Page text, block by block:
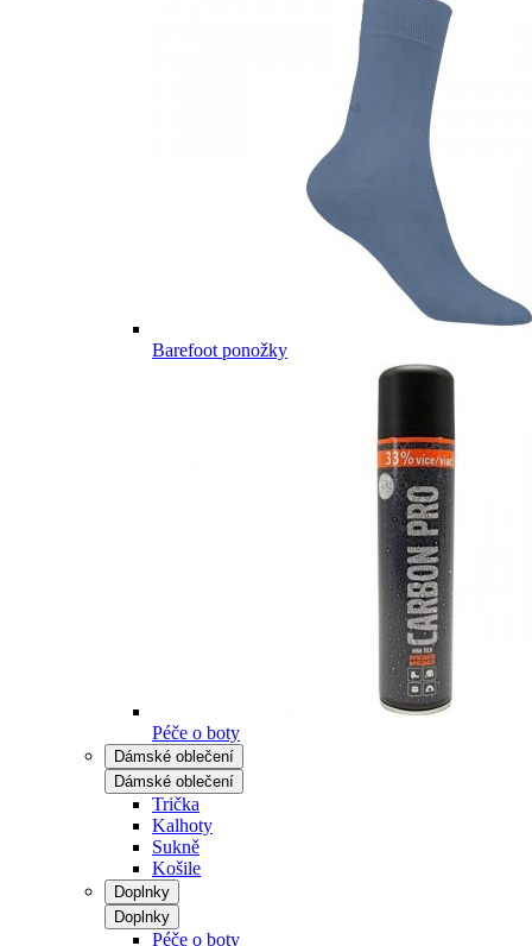
Barefoot ponožky
Péče o boty
Dámské oblečení
Dámské oblečení
Trička
Kalhoty
Sukně
Košile
Doplnky
Doplnky
Péče o boty